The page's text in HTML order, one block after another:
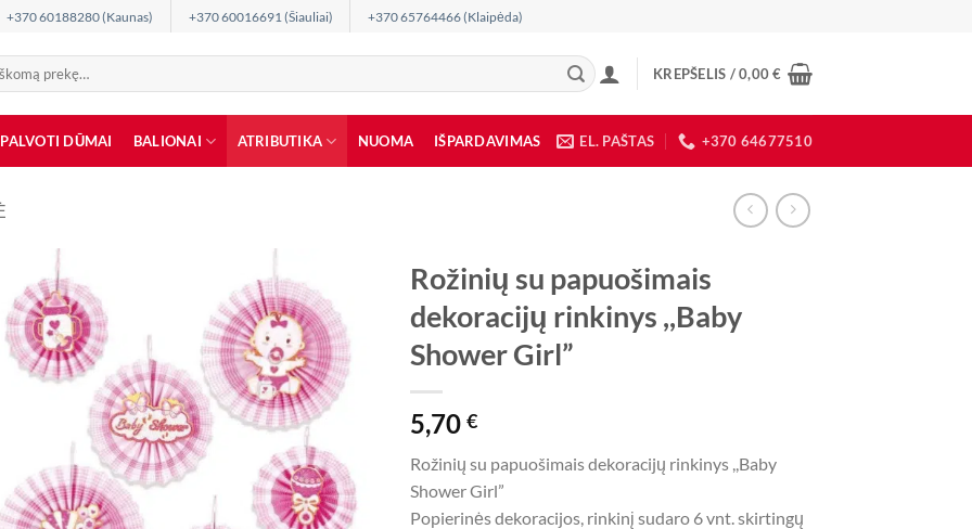
+370 60188280 (Kaunas) +370 60016691 (Šiauliai) +370 65764466 (Klaipėda)
KREPŠELIS /0,00€
DŪMAI BALIONAI ATRIBUTIKA NUOMA IŠPARDAVIMAS EL. PAŠTAS +370 64677510
Rožinių su papuošimais
dekoracijų rinkinys ,,Baby
Shower Girl”
5,70€
Rožinių su papuošimais dekoracijų rinkinys ,,Baby
Shower Girl”
Popierinės dekoracijos, rinkinį sudaro 6 vnt. skirtingų